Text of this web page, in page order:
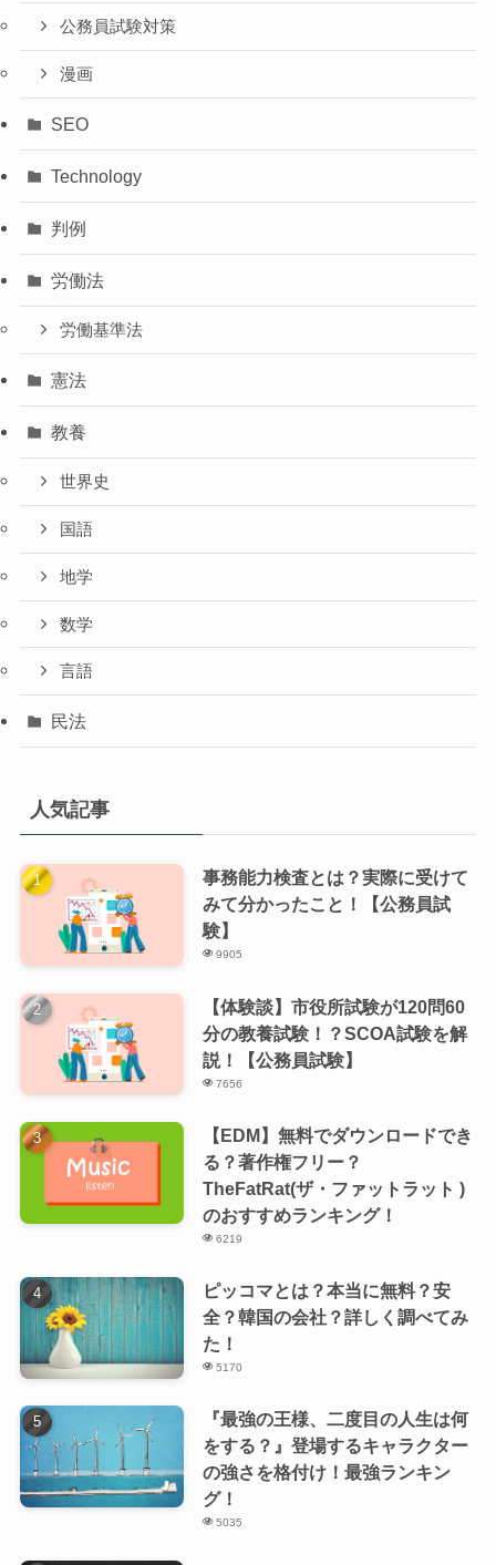
公務員試験対策
漫画
SEO
Technology
判例
労働法
労働基準法
憲法
教養
世界史
国語
地学
数学
言語
民法
人気記事
事務能力検査とは？実際に受けて
みて分かったこと！【公務員試
験】
9905
【体験談】市役所試験が120問60
分の教養試験！？SCOA試験を解
説！【公務員試験】
7656
【EDM】無料でダウンロードでき
る？著作権フリー？
TheFatRat(ザ・ファットラット )
のおすすめランキング！
6219
ピッコマとは？本当に無料？安
全？韓国の会社？詳しく調べてみ
た！
5170
『最強の王様、二度目の人生は何
をする？』登場するキャラクター
の強さを格付け！最強ランキン
グ！
5035